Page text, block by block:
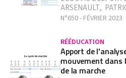
ARSENAULT,
N°650 - FÉVRIER 2023
RÉÉDUCATION
Apport de
mouvement dans
de la marche